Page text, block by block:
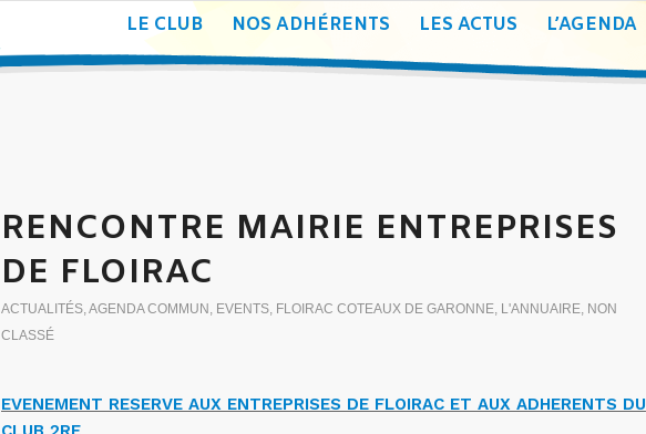
LE CLUB NOS ADHÉRENTS LES ACTUS L’AGENDA
RENCONTRE MAIRIE ENTREPRISES
DE FLOIRAC
ACTUALITÉS,AGENDA COMMUN , EVENTS, FLOIRAC COTEAUX DE GARONNE, L'ANNUAIRE, NON
CLASSÉ
EVENEMENT RESERVE AUX ENTREPRISES DE FLOIRAC ET AUX ADHERENTS DU